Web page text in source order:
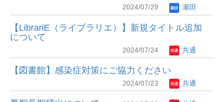
2024/07/29 瀬田
【LibrariE（ライブラリエ）】新規タイトル追加
について
2024/07/24 共通
【図書館】感染症対策にご協力ください
2024/07/23 共通